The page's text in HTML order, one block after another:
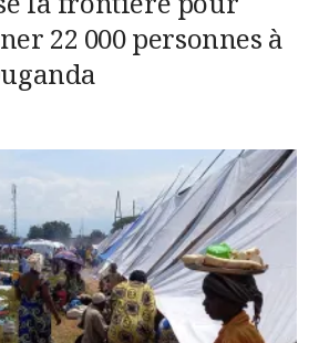
22 000 personnes à